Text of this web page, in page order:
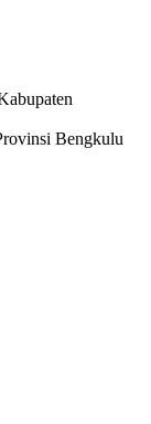
Bengkulu